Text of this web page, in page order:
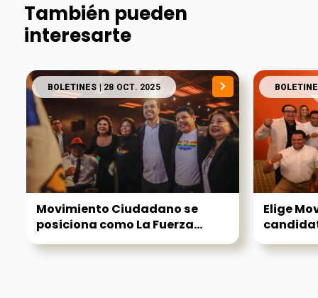
También pueden
interesarte
BOLETINES | 28 OCT. 2025
Movimiento Ciudadano se
posiciona como La Fuerza...
Elige